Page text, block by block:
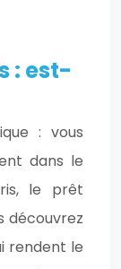
: est-
: vous
dans le
le prêt
découvrez
rendent le